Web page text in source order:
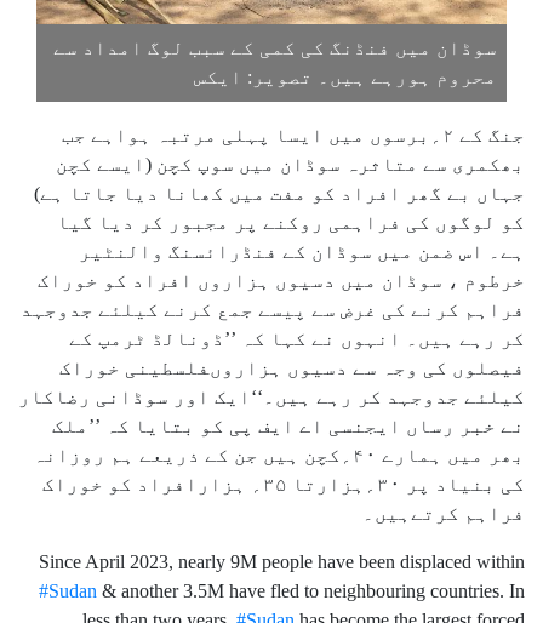
سوڈان میں فنڈنگ کی کمی کے سبب لوگ امداد سے
محروم ہورہے ہیں۔ تصویر: ایکس
جنگ کے ۲؍برسوں میں ایسا پہلی مرتبہ ہواہے جب
بھکمری سے متاثرہ سوڈان میں سوپ کچن (ایسے کچن
جہاں بے گھر افراد کو مفت میں کھانا دیا جاتا ہے)
کو لوگوں کی فراہمی روکنے پر مجبور کر دیا گیا
ہے۔ اس ضمن میں سوڈان کے فنڈرائسنگ والنٹیر
خرطوم ، سوڈان میں دسیوں ہزاروں افراد کو خوراک
فراہم کرنے کی غرض سے پیسے جمع کرنے کیلئے جدوجہد
کر رہے ہیں۔ انہوں نے کہا کہ ’’ڈونالڈ ٹرمپ کے
فیصلوں کی وجہ سے دسیوں ہزاروںفلسطینی خوراک
کیلئے جدوجہد کر رہے ہیں۔‘‘ایک اور سوڈانی رضاکار
نے خبر رساں ایجنسی اے ایف پی کو بتایا کہ ’’ملک
بھر میں ہمارے ۴۰؍کچن ہیں جن کے ذریعے ہم روزانہ
کی بنیاد پر ۳۰؍ہزارتا ۳۵؍ ہزارافراد کو خوراک
فراہم کرتےہیں۔
Since April 2023, nearly 9M people have been displaced within
#Sudan & another 3.5M have fled to neighbouring countries. In